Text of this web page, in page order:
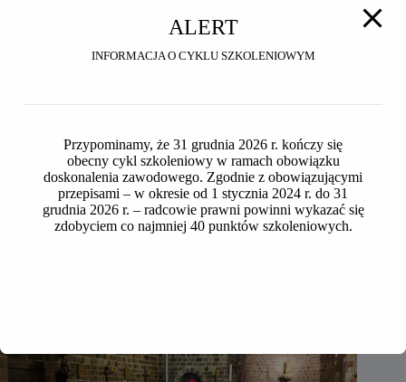
XXV OGÓLNOPOLSKIE MISTRZOSTWA RADCÓW
PRAWNYCH I APLIKANTÓW W TENSIE
2026-07-27
ALERT
INFORMACJA O CYKLU SZKOLENIOWYM
Przypominamy, że 31 grudnia 2026 r. kończy się
obecny cykl szkoleniowy w ramach obowiązku
doskonalenia zawodowego. Zgodnie z obowiązującymi
przepisami – w okresie od 1 stycznia 2024 r. do 31
grudnia 2026 r. – radcowie prawni powinni wykazać się
zdobyciem co najmniej 40 punktów szkoleniowych.